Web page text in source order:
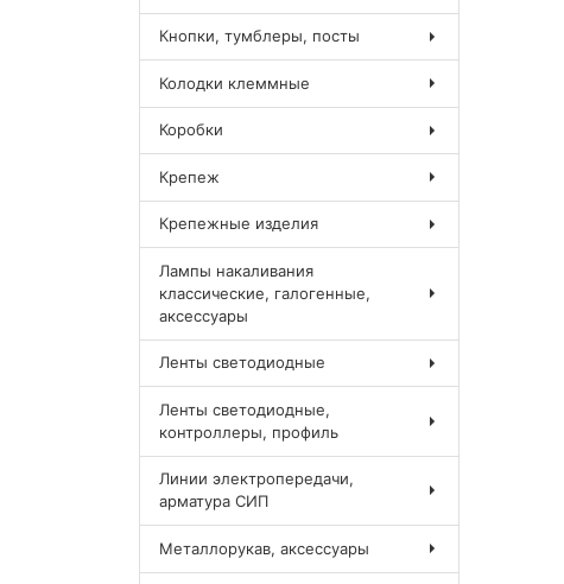
Кнопки, тумблеры, посты
Колодки клеммные
Коробки
Крепеж
Крепежные изделия
Лампы накаливания
классические, галогенные,
аксессуары
Ленты светодиодные
Ленты светодиодные,
контроллеры, профиль
Линии электропередачи,
арматура СИП
Металлорукав, аксессуары